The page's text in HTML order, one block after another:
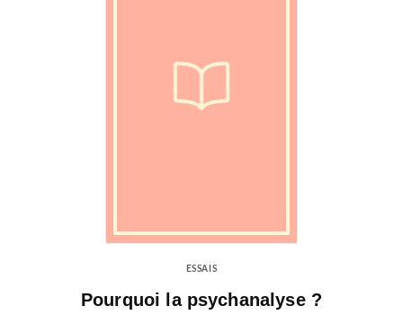
ESSAIS
Pourquoi la psychanalyse ?